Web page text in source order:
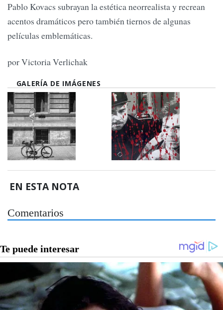
Pablo Kovacs subrayan la estética neorrealista y recrean
acentos dramáticos pero también tiernos de algunas
películas emblemáticas.
por Victoria Verlichak
GALERÍA DE IMÁGENES
EN ESTA NOTA
Comentarios